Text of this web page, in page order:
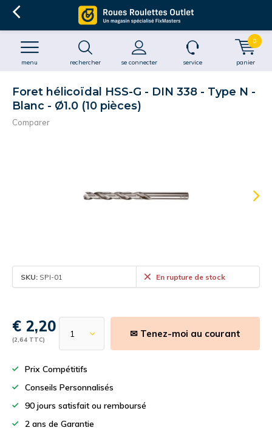
rechercher se connecter
menu service panier
0
Foret hélicoïdal HSS-G - DIN 338 - Type N -
Blanc - Ø1.0 (10 pièces)
Comparer
SKU: SPI-01 En rupture de stock
€ 2,20
(2,64 TTC)
✉ Tenez-moi au courant
Prix Compétitifs
Conseils Personnalisés
90 jours satisfait ou remboursé
2 ans de Garantie